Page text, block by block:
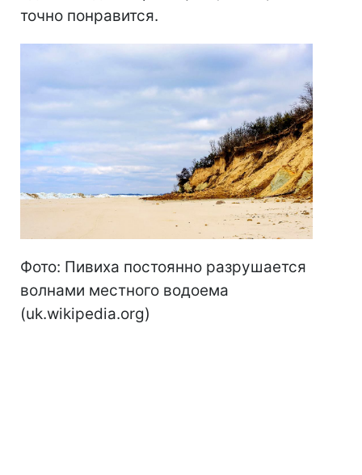
точно понравится.
Фото: Пивиха постоянно разрушается
волнами местного водоема
(uk.wikipedia.org)